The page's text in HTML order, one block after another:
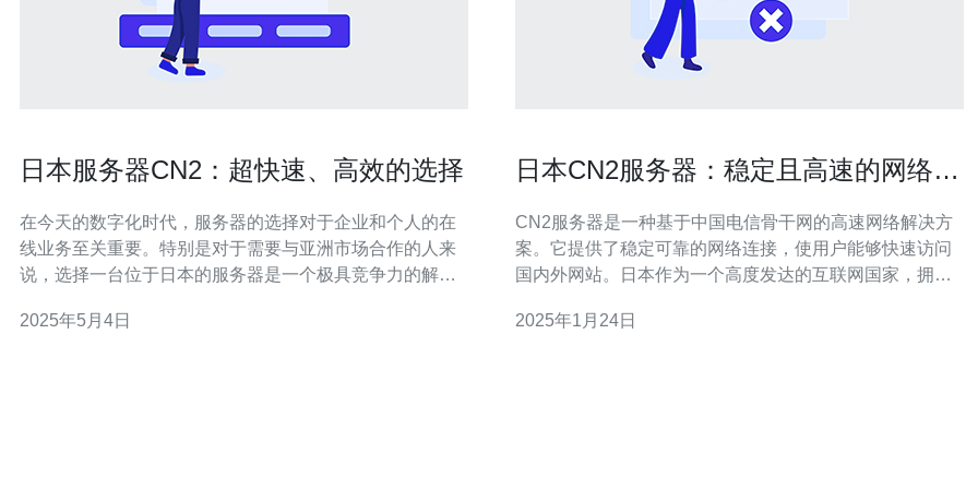
日本服务器CN2：超快速、高效的选择
在今天的数字化时代，服务器的选择对于企业和个人的在
线业务至关重要。特别是对于需要与亚洲市场合作的人来
说，选择一台位于日本的服务器是一个极具竞争力的解决
超快速和高效的选择。 CN2是中国电信提供的一种高速网
2025年5月4日
日本CN2服务器：稳定且高速的网络解
CN2服务器是一种基于中国电信骨干网的高速网络解决方
案。它提供了稳定可靠的网络连接，使用户能够快速访问
国内外网站。日本作为一个高度发达的互联网国家，拥有
越的稳定性和可靠性而闻名。这些服务器采用最先进的技
2025年1月24日